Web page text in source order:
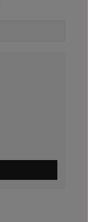
Wert ein